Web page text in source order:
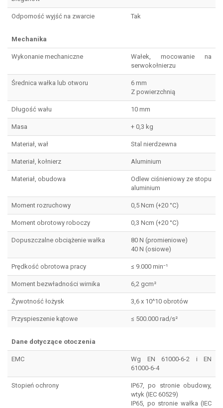
Odporność wyjść na zwarcie Tak
Mechanika
Wykonanie mechaniczne
Wałek, mocowanie na
serwokołnierzu
Średnica wałka lub otworu
6 mm
Z powierzchnią
Długość wału 10 mm
Masa + 0,3 kg
Materiał, wał Stal nierdzewna
Materiał, kołnierz Aluminium
Materiał, obudowa
Odlew ciśnieniowy ze stopu
aluminium
Moment rozruchowy 0,5 Ncm (+20 °C)
Moment obrotowy roboczy 0,3 Ncm (+20 °C)
Dopuszczalne obciążenie wałka
80 N (promieniowe)
40 N (osiowe)
Prędkość obrotowa pracy ≤ 9.000 min⁻¹
Moment bezwładności wirnika 6,2 gcm²
Żywotność łożysk 3,6 x 10^10 obrotów
Przyspieszenie kątowe ≤ 500.000 rad/s²
Dane dotyczące otoczenia
EMC
Wg EN 61000-6-2 i EN
61000-6-4
Stopień ochrony
IP67, po stronie obudowy,
wtyk (IEC 60529)
IP65, po stronie wałka (IEC